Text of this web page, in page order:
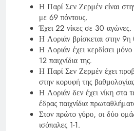
Η Παρί Σεν Ζερμέν είναι
με 69 πόντους.
Έχει 22 νίκες σε 30 αγώνες.
Η Λοριάν βρίσκεται στην
Η Λοριάν έχει κερδίσει
12 παιχνίδια της.
Η Παρί Σεν Ζερμέν έχει
στην κορυφή της
Η Λοριάν δεν έχει νίκη στα
έδρας παιχνίδια
Στον πρώτο γύρο, οι δύο
ισόπαλες 1-1.